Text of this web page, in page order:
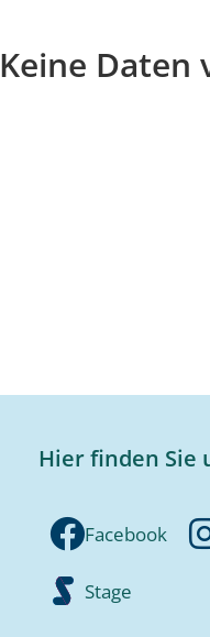
Keine Daten
Hier finden Sie
Facebook
Stage